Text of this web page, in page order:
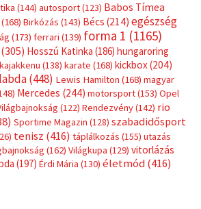
(144) autosport(123) Babos Tímea
(168) Birkózás (143) Bécs (214) egészség
(173) ferrari (139) forma 1 (1165)
(305) Hosszú Katinka (186) hungaroring
kajakkenu (138) karate (168) kickbox(204)
(448) Lewis Hamilton (168) magyar
Mercedes (244) motorsport(153) Opel
(122) Rendezvény(142) rio
Sportime Magazin (128) szabadidősport
tenisz (416) táplálkozás (155) utazás
(162) Világkupa (129) vitorlázás
(197) Érdi Mária (130) életmód(416)